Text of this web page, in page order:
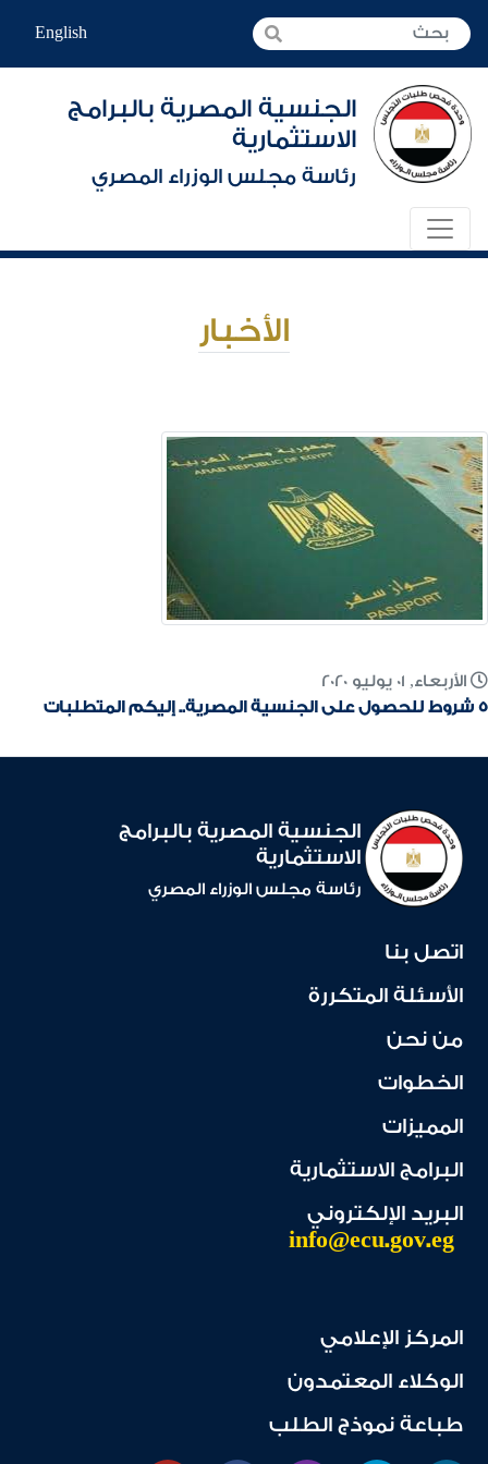
English
الجنسية المصرية بالبرامج
الاستثمارية
رئاسة مجلس الوزراء المصري
الأخبار
الأربعاء, 01 يوليو 2020
5 شروط للحصول على الجنسية المصرية.. إليكم المتطلبات
الجنسية المصرية بالبرامج
الاستثمارية
رئاسة مجلس الوزراء المصري
اتصل بنا
الأسئلة المتكررة
من نحن
الخطوات
المميزات
البرامج الاستثمارية
البريد الإلكتروني
info@ecu.gov.eg
المركز الإعلامي
الوكلاء المعتمدون
طباعة نموذج الطلب